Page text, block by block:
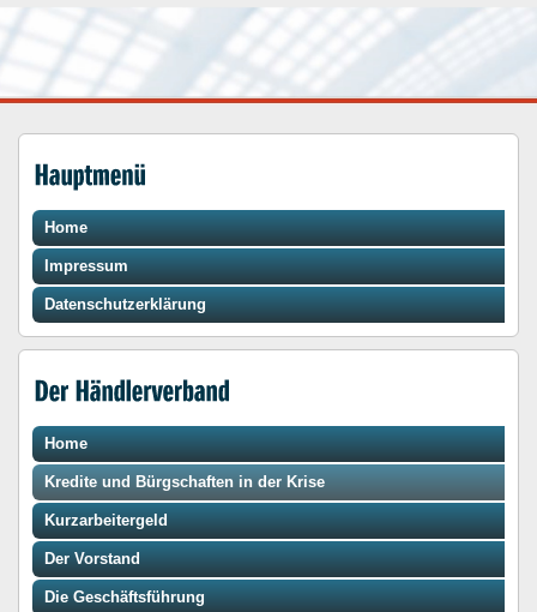
Home
Impressum
Datenschutzerklärung
Home
Kredite und Bürgschaften in der Krise
Kurzarbeitergeld
Der Vorstand
Die Geschäftsführung